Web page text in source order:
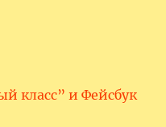
класс” и Фейсбук